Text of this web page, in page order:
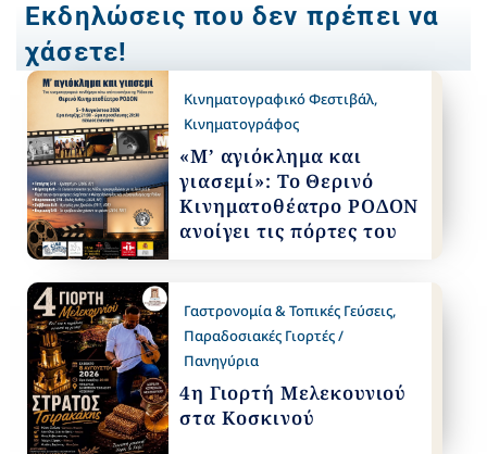
Εκδηλώσεις που δεν πρέπει να
χάσετε!
Κινηματογραφικό Φεστιβάλ,
Κινηματογράφος
«Μ’ αγιόκλημα και
γιασεμί»: Το Θερινό
Κινηματοθέατρο ΡΟΔΟΝ
ανοίγει τις πόρτες του
Γαστρονομία & Τοπικές Γεύσεις,
Παραδοσιακές Γιορτές /
Πανηγύρια
4η Γιορτή Μελεκουνιού
στα Κοσκινού